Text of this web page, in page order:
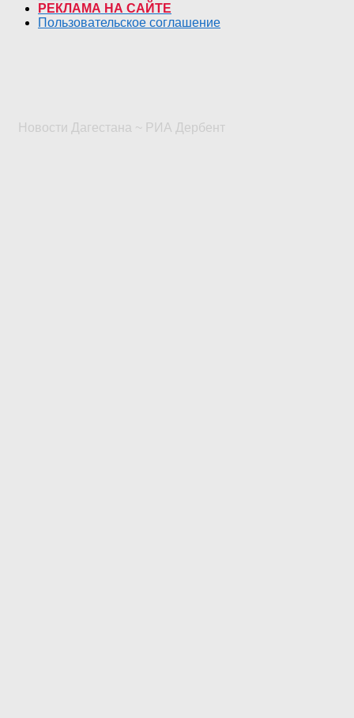
РЕКЛАМА НА САЙТЕ
Пользовательское соглашение
Новости Дагестана ~ РИА Дербент